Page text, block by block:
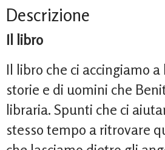
Descrizione
Il libro
Il libro che ci accingiamo
storie e di uomini che
libraria. Spunti che ci
stesso tempo a ritrovare